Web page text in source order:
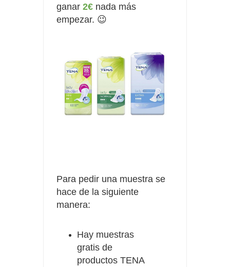
ganar 2€ nada más
empezar. 😉
Para pedir una muestra se
hace de la siguiente
manera:
Hay muestras
gratis de
productos TENA